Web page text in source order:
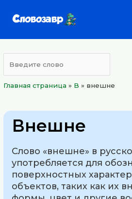
Главная страница » B » внешне
Внешне
Слово «внешне» в
употребляется для
поверхностных
объектов, таких как их